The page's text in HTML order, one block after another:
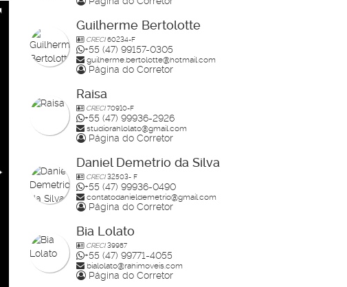
Guilherme Bertolotte
CRECI60234-F
+55 (47) 99157-0305
guilherme.bertolotte@hotmail.com
Página do Corretor
Raisa
CRECI70910-F
+55 (47) 99936-2926
studiorahlolato@gmail.com
Página do Corretor
Daniel Demetrio da Silva
CRECI32503- F
+55 (47) 99936-0490
contatodanieldemetrio@gmail.com
Página do Corretor
Bia Lolato
CRECI39987
+55 (47) 99771-4055
bialolato@rahimoveis.com
Página do Corretor